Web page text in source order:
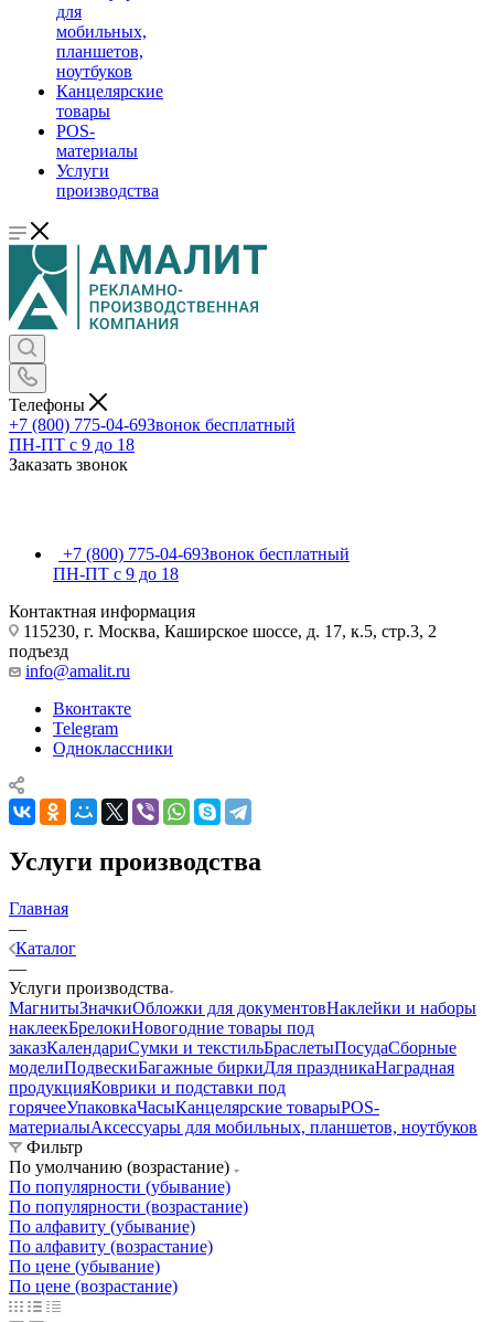
для
мобильных,
планшетов,
ноутбуков
Канцелярские
товары
POS-
материалы
Услуги
производства
Телефоны
+7 (800) 775-04-69Звонок бесплатный
ПН-ПТ c 9 до 18
Заказать звонок
+7 (800) 775-04-69Звонок бесплатный
ПН-ПТ c 9 до 18
Контактная информация
115230, г. Москва, Каширское шоссе, д. 17, к.5, стр.3, 2
подъезд
info@amalit.ru
Вконтакте
Telegram
Одноклассники
Услуги производства
Главная
—
Каталог
—
Услуги производства
МагнитыЗначкиОбложки для документовНаклейки и наборы
наклеекБрелокиНовогодние товары под
заказКалендариСумки и текстильБраслетыПосудаСборные
моделиПодвескиБагажные биркиДля праздникаНаградная
продукцияКоврики и подставки под
горячееУпаковкаЧасыКанцелярские товарыPOS-
материалыАксессуары для мобильных, планшетов, ноутбуков
Фильтр
По умолчанию (возрастание)
По популярности (убывание)
По популярности (возрастание)
По алфавиту (убывание)
По алфавиту (возрастание)
По цене (убывание)
По цене (возрастание)